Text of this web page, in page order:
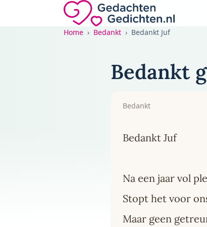
Direct naar de inhoud
Gedachten-Gedichten.nl — naar de
Home Bedankt Bedankt Juf
Bedankt
Bedankt
Bedankt Juf
Na een jaar vol
Stopt het voor
Maar geen